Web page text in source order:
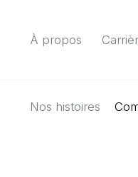
À propos
Nos histoires